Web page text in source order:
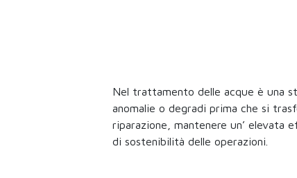
Nel trattamento delle acque è una
anomalie o degradi prima che si
riparazione, mantenere un’
di sostenibilità delle operazioni.